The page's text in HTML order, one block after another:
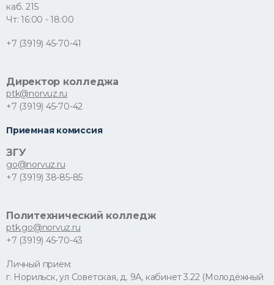
каб. 215
Чт: 16:00 - 18:00
+7 (3919) 45-70-41
Директор колледжа
ptk@norvuz.ru
+7 (3919) 45-70-42
Приемная комиссия
ЗГУ
go@norvuz.ru
+7 (3919) 38-85-85
Политехнический колледж
ptk.go@norvuz.ru
+7 (3919) 45-70-43
Личный прием:
г. Норильск, ул Советская, д. 9А, кабинет 3.22 (Молодёжный